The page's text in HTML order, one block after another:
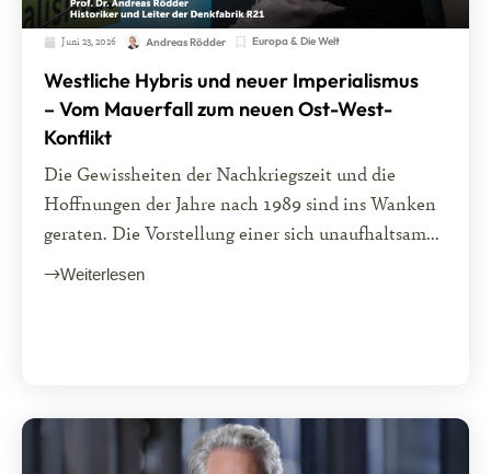
Juni 23, 2026 Andreas Rödder Europa & Die Welt
Westliche Hybris und neuer Imperialismus
– Vom Mauerfall zum neuen Ost-West-
Konflikt
Die Gewissheiten der Nachkriegszeit und die
Hoffnungen der Jahre nach 1989 sind ins Wanken
geraten. Die Vorstellung einer sich unaufhaltsam...
Weiterlesen